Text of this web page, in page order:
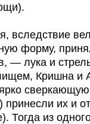
вследствие
форму,
— лука и
Кришна и
ярко
принесли их и
Тогда из